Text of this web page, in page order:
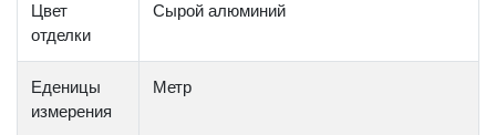
Цвет
отделки
Сырой алюминий
Еденицы
измерения
Метр